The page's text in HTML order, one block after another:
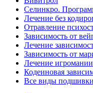
Селинкро.
Лечение без
Отравление
Зависимость от
Лечение
Зависимость от
Лечение игромании
Кодеиновая
Все виды подшивки